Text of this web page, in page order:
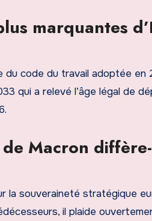
marquantes
code du travail adoptée en
qui a relevé l’âge légal de
Macron
la souveraineté stratégique
il plaide